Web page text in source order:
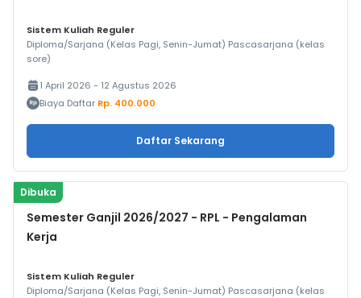
Sistem Kuliah Reguler
Diploma/Sarjana (Kelas Pagi, Senin-Jumat) Pascasarjana (kelas
sore)
1 April 2026 - 12 Agustus 2026
Biaya Daftar Rp. 400.000
Daftar Sekarang
Dibuka
Semester Ganjil 2026/2027 - RPL - Pengalaman
Kerja
Sistem Kuliah Reguler
Diploma/Sarjana (Kelas Pagi, Senin-Jumat) Pascasarjana (kelas